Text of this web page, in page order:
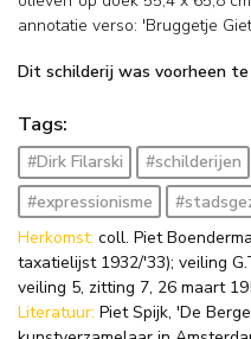
annotatie verso: 'Bruggetje
Dit schilderij was voorheen te
Tags:
#Dirk Filarski #schilderijen
#expressionisme
Herkomst: coll. Piet
taxatielijst 1932/'33); veiling
veiling 5, zitting 7, 26 maart
Literatuur: Piet Spijk, 'De